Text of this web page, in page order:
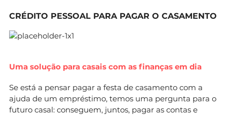
CRÉDITO PESSOAL PARA PAGAR O CASAMENTO
Uma solução para casais com as finanças em dia
Se está a pensar pagar a festa de casamento com a
ajuda de um empréstimo, temos uma pergunta para o
futuro casal: conseguem, juntos, pagar as contas e